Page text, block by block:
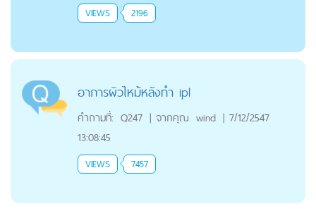
VIEWS 2196
อาการผิวไหม้หลังทำ ipl
คำถามที่: Q247 | จากคุณ wind | 7/12/2547
13:08:45
VIEWS 7457